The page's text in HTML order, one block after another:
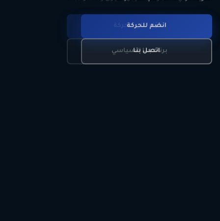
تعرّف على الحركة
برنامجنا السياسي
انضم للحركة
اتصل بنا